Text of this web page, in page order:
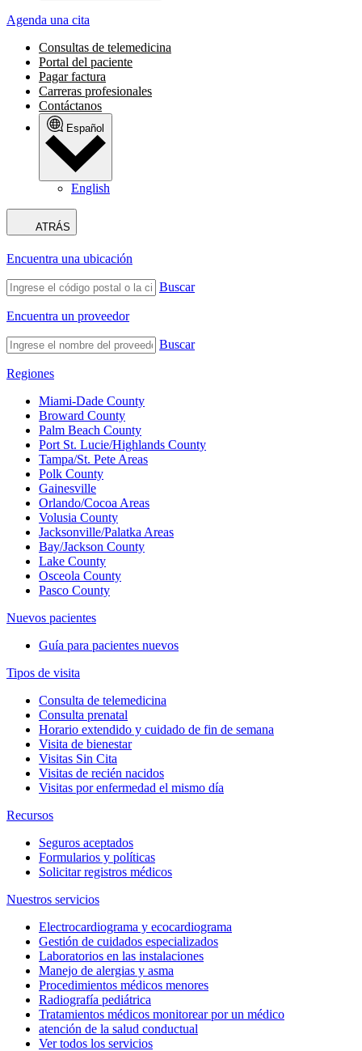
Agenda una cita
Consultas de telemedicina
Portal del paciente
Pagar factura
Carreras profesionales
Contáctanos
Español
English
ATRÁS
Encuentra una ubicación
Buscar
Encuentra un proveedor
Buscar
Regiones
Miami-Dade County
Broward County
Palm Beach County
Port St. Lucie/Highlands County
Tampa/St. Pete Areas
Polk County
Gainesville
Orlando/Cocoa Areas
Volusia County
Jacksonville/Palatka Areas
Bay/Jackson County
Lake County
Osceola County
Pasco County
Nuevos pacientes
Guía para pacientes nuevos
Tipos de visita
Consulta de telemedicina
Consulta prenatal
Horario extendido y cuidado de fin de semana
Visita de bienestar
Visitas Sin Cita
Visitas de recién nacidos
Visitas por enfermedad el mismo día
Recursos
Seguros aceptados
Formularios y políticas
Solicitar registros médicos
Nuestros servicios
Electrocardiograma y ecocardiograma
Gestión de cuidados especializados
Laboratorios en las instalaciones
Manejo de alergias y asma
Procedimientos médicos menores
Radiografía pediátrica
Tratamientos médicos monitorear por un médico
atención de la salud conductual
Ver todos los servicios